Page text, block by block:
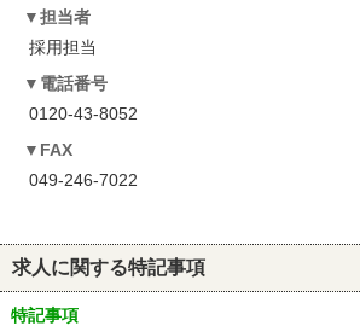
担当者
採用担当
電話番号
0120-43-8052
FAX
049-246-7022
求人に関する特記事項
特記事項